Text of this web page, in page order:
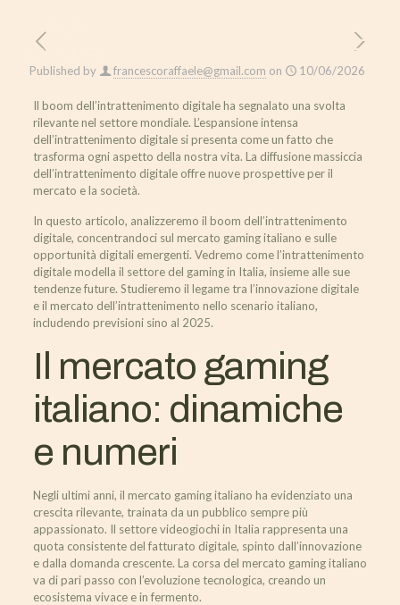
Published by francescoraffaele@gmail.com on 10/06/2026
Il boom dell’intrattenimento digitale ha segnalato una svolta
rilevante nel settore mondiale. L’espansione intensa
dell’intrattenimento digitale si presenta come un fatto che
trasforma ogni aspetto della nostra vita. La diffusione massiccia
dell’intrattenimento digitale offre nuove prospettive per il
mercato e la società.
In questo articolo, analizzeremo il boom dell’intrattenimento
digitale, concentrandoci sul mercato gaming italiano e sulle
opportunità digitali emergenti. Vedremo come l’intrattenimento
digitale modella il settore del gaming in Italia, insieme alle sue
tendenze future. Studieremo il legame tra l’innovazione digitale
e il mercato dell’intrattenimento nello scenario italiano,
includendo previsioni sino al 2025.
Il mercato gaming
italiano: dinamiche
e numeri
Negli ultimi anni, il mercato gaming italiano ha evidenziato una
crescita rilevante, trainata da un pubblico sempre più
appassionato. Il settore videogiochi in Italia rappresenta una
quota consistente del fatturato digitale, spinto dall’innovazione
e dalla domanda crescente. La corsa del mercato gaming italiano
va di pari passo con l’evoluzione tecnologica, creando un
ecosistema vivace e in fermento.